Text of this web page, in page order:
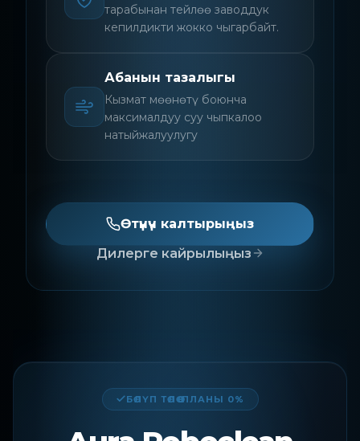
тарабынан тейлөө заводдук
кепилдикти жокко чыгарбайт.
Абанын тазалыгы
Кызмат мөөнөтү боюнча
максималдуу суу чыпкалоо
натыйжалуулугу
Өтүнүч калтырыңыз
Дилерге кайрылыңыз
БӨЛҮП ТӨЛӨӨ ПЛАНЫ 0%